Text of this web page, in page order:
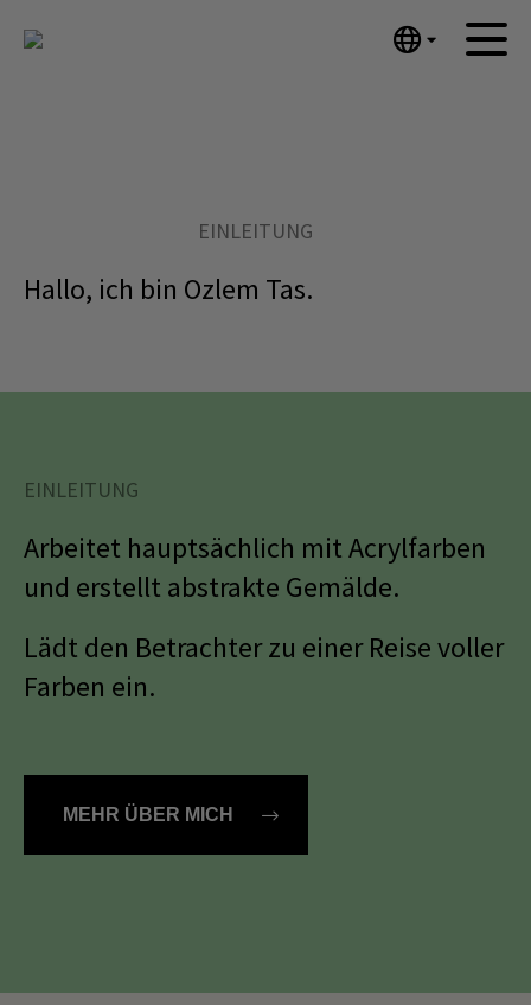
Français
Dansk
Norsk
Kontakt
EINLEITUNG
Hallo, ich bin Ozlem Tas.
EINLEITUNG
Arbeitet hauptsächlich mit Acrylfarben
und erstellt abstrakte Gemälde.
Lädt den Betrachter zu einer Reise voller
Farben ein.
MEHR ÜBER MICH